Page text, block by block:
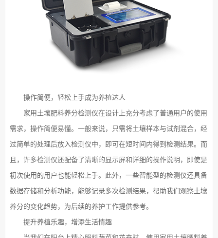
操作简便，轻松上手成为养植达人
家用土壤肥料养分检测仪在设计上充分考虑了普通用户的使用
需求，操作简便易懂。一般来说，只需将土壤样本与试剂混合，经
过简单的处理后放入检测仪中，即可在短时间内得到检测结果。而
且，许多检测仪还配备了清晰的显示屏和详细的操作说明，即使是
初次使用的用户也能轻松上手。此外，一些智能型的检测仪还具备
数据存储和分析功能，能够记录多次检测结果，帮助我们观察土壤
养分的变化趋势，为后续的养护工作提供参考。
提升养植乐趣，增添生活情趣